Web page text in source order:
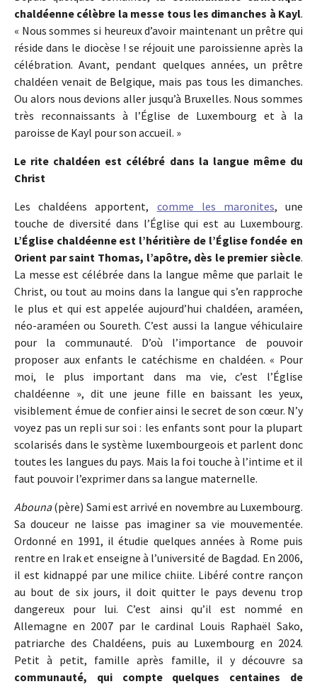
chaldéenne célèbre la messe tous les dimanches à Kayl.
« Nous sommes si heureux d’avoir maintenant un prêtre qui
réside dans le diocèse ! se réjouit une paroissienne après la
célébration. Avant, pendant quelques années, un prêtre
chaldéen venait de Belgique, mais pas tous les dimanches.
Ou alors nous devions aller jusqu’à Bruxelles. Nous sommes
très reconnaissants à l’Église de Luxembourg et à la
paroisse de Kayl pour son accueil. »
Le rite chaldéen est célébré dans la langue même du
Christ
Les chaldéens apportent, comme les maronites, une
touche de diversité dans l’Église qui est au Luxembourg.
L’Église chaldéenne est l’héritière de l’Église fondée en
Orient par saint Thomas, l’apôtre, dès le premier siècle.
La messe est célébrée dans la langue même que parlait le
Christ, ou tout au moins dans la langue qui s’en rapproche
le plus et qui est appelée aujourd’hui chaldéen, araméen,
néo-araméen ou Soureth. C’est aussi la langue véhiculaire
pour la communauté. D’où l’importance de pouvoir
proposer aux enfants le catéchisme en chaldéen. « Pour
moi, le plus important dans ma vie, c’est l’Église
chaldéenne », dit une jeune fille en baissant les yeux,
visiblement émue de confier ainsi le secret de son cœur. N’y
voyez pas un repli sur soi : les enfants sont pour la plupart
scolarisés dans le système luxembourgeois et parlent donc
toutes les langues du pays. Mais la foi touche à l’intime et il
faut pouvoir l’exprimer dans sa langue maternelle.
Abouna(père) Sami est arrivé en novembre au Luxembourg.
Sa douceur ne laisse pas imaginer sa vie mouvementée.
Ordonné en 1991, il étudie quelques années à Rome puis
rentre en Irak et enseigne à l’université de Bagdad. En 2006,
il est kidnappé par une milice chiite. Libéré contre rançon
au bout de six jours, il doit quitter le pays devenu trop
dangereux pour lui. C’est ainsi qu’il est nommé en
Allemagne en 2007 par le cardinal Louis Raphaël Sako,
patriarche des Chaldéens, puis au Luxembourg en 2024.
Petit à petit, famille après famille, il y découvre sa
communauté, qui compte quelques centaines de